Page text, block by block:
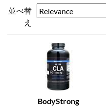
並べ替
え
BodyStrong